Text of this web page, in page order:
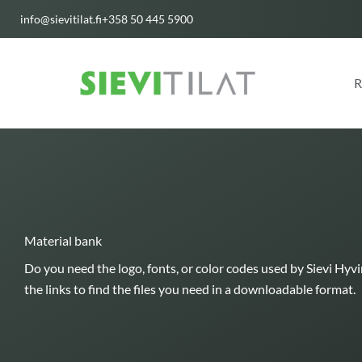
info@sievitilat.fi+358 50 445 5900
Material bank
Do you need the logo, fonts, or color codes used by Sievi
the links to find the files you need in a downloadable format.